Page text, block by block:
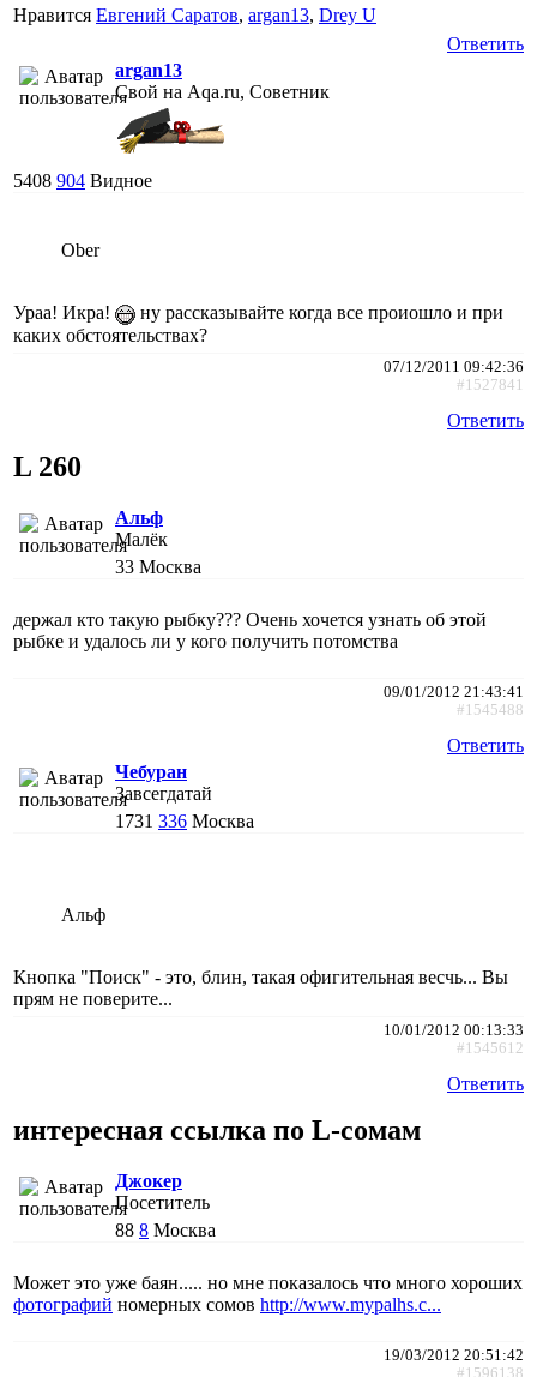
Нравится Евгений Саратов, argan13, Drey U
Ответить
argan13
Свой на Aqa.ru, Советник
5408 904 Видное
Ober
Ураа! Икра!
ну рассказывайте когда все проиошло и при
каких обстоятельствах?
07/12/2011 09:42:36
#1527841
Ответить
L 260
Альф
Малёк
33 Москва
держал кто такую рыбку??? Очень хочется узнать об этой
рыбке и удалось ли у кого получить потомства
09/01/2012 21:43:41
#1545488
Ответить
Чебуран
Завсегдатай
1731 336 Москва
Альф
Кнопка "Поиск" - это, блин, такая офигительная весчь... Вы
прям не поверите...
10/01/2012 00:13:33
#1545612
Ответить
интересная ссылка по L-сомам
Джокер
Посетитель
88 8 Москва
Может это уже баян..... но мне показалось что много хороших
фотографий номерных сомов http://www.mypalhs.c...
19/03/2012 20:51:42
#1596138